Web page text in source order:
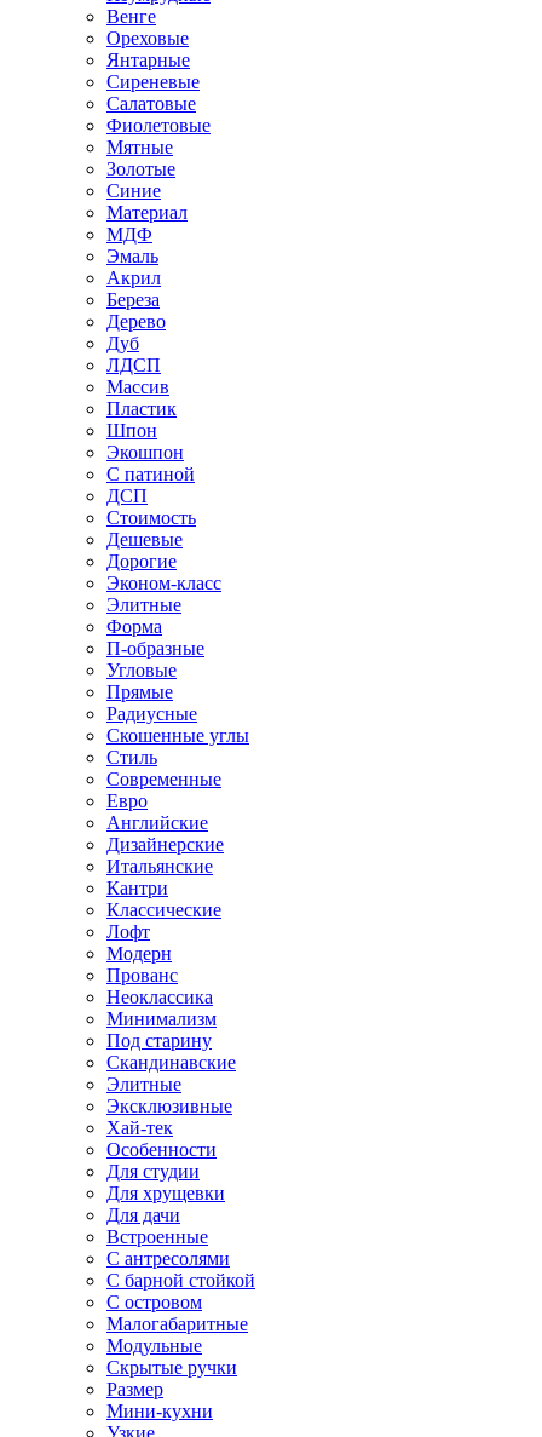
Венге
Ореховые
Янтарные
Сиреневые
Салатовые
Фиолетовые
Мятные
Золотые
Синие
Материал
МДФ
Эмаль
Акрил
Береза
Дерево
Дуб
ЛДСП
Массив
Пластик
Шпон
Экошпон
С патиной
ДСП
Стоимость
Дешевые
Дорогие
Эконом-класс
Элитные
Форма
П-образные
Угловые
Прямые
Радиусные
Скошенные углы
Стиль
Современные
Евро
Английские
Дизайнерские
Итальянские
Кантри
Классические
Лофт
Модерн
Прованс
Неоклассика
Минимализм
Под старину
Скандинавские
Элитные
Эксклюзивные
Хай-тек
Особенности
Для студии
Для хрущевки
Для дачи
Встроенные
С антресолями
С барной стойкой
С островом
Малогабаритные
Модульные
Скрытые ручки
Размер
Мини-кухни
Узкие